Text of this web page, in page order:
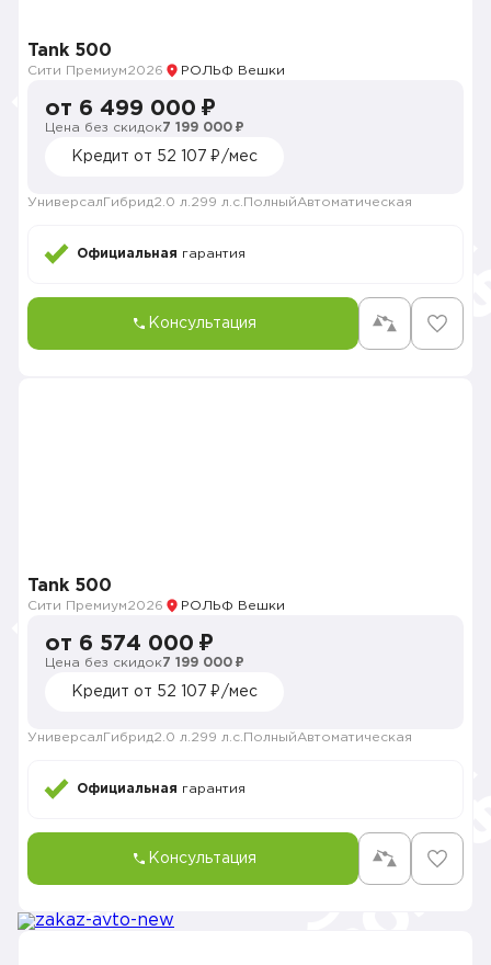
Tank 500
Сити Премиум2026 РОЛЬФ Вешки
от 6 499 000 ₽
Цена без скидок7 199 000 ₽
Кредит от 52 107 ₽/мес
Универсал Гибрид2.0 л. 299 л.с. ПолныйАвтоматическая
Официальная гарантия
Консультация
Tank 500
Сити Премиум2026 РОЛЬФ Вешки
от 6 574 000 ₽
Цена без скидок7 199 000 ₽
Кредит от 52 107 ₽/мес
Универсал Гибрид2.0 л. 299 л.с. ПолныйАвтоматическая
Официальная гарантия
Консультация